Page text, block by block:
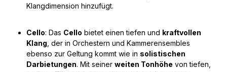
Klangdimension hinzufügt.
Cello: Das Cello bietet einen tiefen und kraftvollen
Klang , der in Orchestern und Kammerensembles
ebenso zur Geltung kommt wie in solistischen
Darbietungen. Mit seiner weiten Tonhöhe von tiefen,